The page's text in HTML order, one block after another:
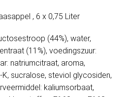
, 6 x 0,75 Liter
(44%), water,
(11%), voedingszuur:
natriumcitraat, aroma,
sucralose, steviol glycosiden,
kaliumsorbaat,